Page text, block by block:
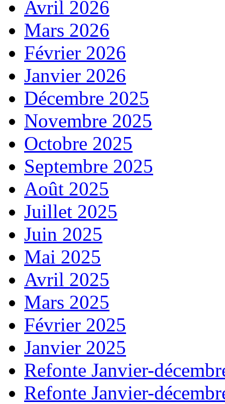
Avril 2026
Mars 2026
Février 2026
Janvier 2026
Décembre 2025
Novembre 2025
Octobre 2025
Septembre 2025
Août 2025
Juillet 2025
Juin 2025
Mai 2025
Avril 2025
Mars 2025
Février 2025
Janvier 2025
Refonte Janvier-
Refonte Janvier-